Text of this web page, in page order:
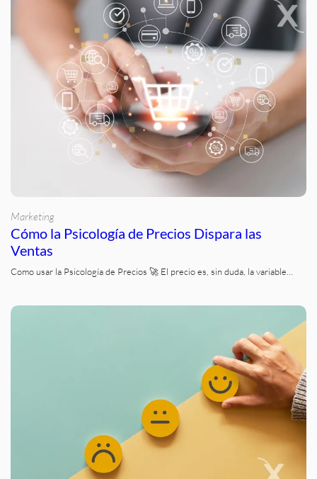
Marketing
Cómo la Psicología de Precios Dispara las
Ventas
Como usar la Psicología de Precios 🚀 El precio es, sin duda, la variable…